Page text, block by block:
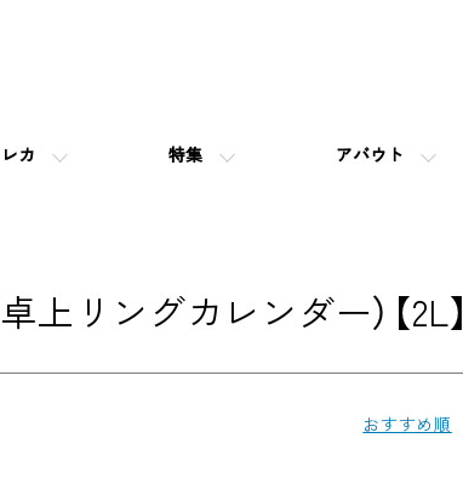
レカ 特集 アバウト
上リングカレンダー）【2L】
おすすめ順